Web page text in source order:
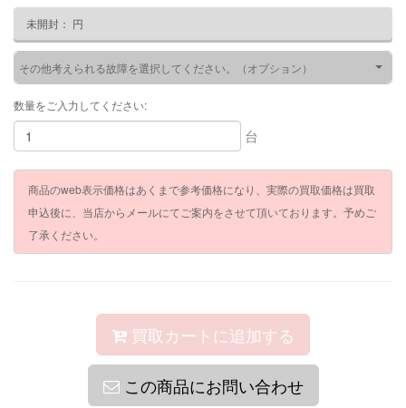
未開封： 円
その他考えられる故障を選択してください。（オプション）
数量をご入力してください:
台
商品のweb表示価格はあくまで参考価格になり、実際の買取価格は買取
申込後に、当店からメールにてご案内をさせて頂いております。予めご
了承ください。
買取カートに追加する
この商品にお問い合わせ